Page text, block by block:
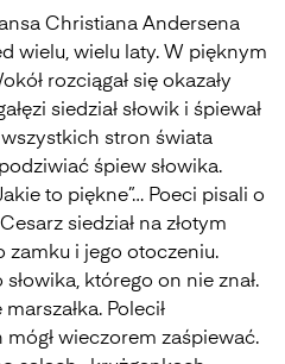
Christiana Andersena
wielu, wielu laty. W pięknym
rozciągał się okazały
siedział słowik i śpiewał
stron świata
śpiew słowika.
to piękne”… Poeci pisali o
siedział na złotym
zamku i jego otoczeniu.
którego on nie znał.
Polecił
wieczorem zaśpiewać.